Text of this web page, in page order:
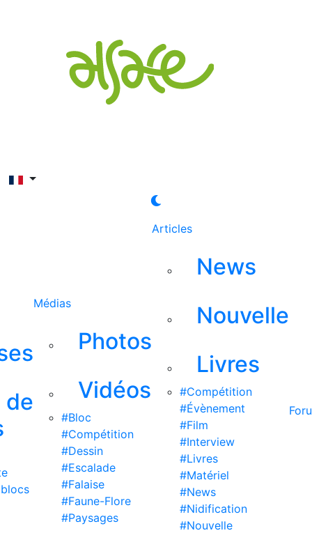
de
Médias
Photos
Vidéos
#Bloc
#Compétition
#Dessin
#Escalade
#Falaise
#Faune-Flore
#Paysages
Articles
News
Nouvelle
Livres
#Compétition
#Évènement
#Film
#Interview
#Livres
#Matériel
#News
#Nidification
#Nouvelle